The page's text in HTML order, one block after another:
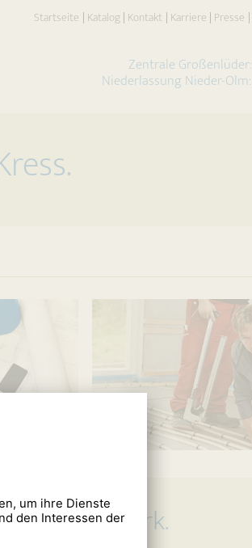
Zentrale Großenlüder:
Niederlassung Nieder-Olm:
Startseite Katalog Kontakt Karriere Presse
Netzwerk.